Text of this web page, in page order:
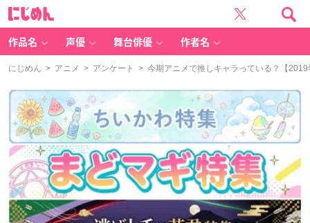
作品名 声優 舞台俳優 作者名
にじめん > アニメ > アンケート > 今期アニメで推しキャラっている？【2019